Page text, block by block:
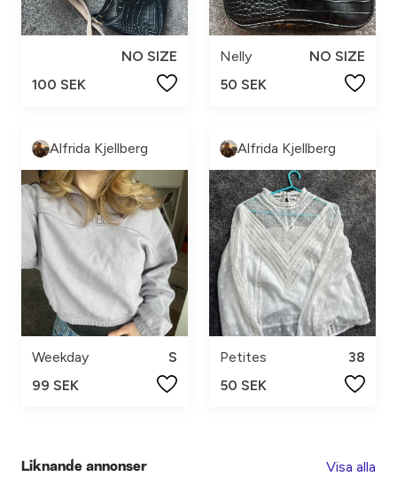
NO SIZE
100 SEK
Nelly
NO SIZE
50 SEK
Alfrida Kjellberg
Weekday
S
99 SEK
Alfrida Kjellberg
Petites
38
50 SEK
Liknande annonser Visa alla